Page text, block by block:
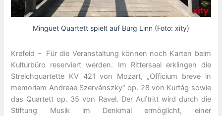
Minguet Quartett spielt auf Burg Linn (Foto: xity)
Krefeld – Für die Veranstaltung können noch Karten beim
Kulturbüro reserviert werden. Im Rittersaal erklingen die
Streichquartette KV 421 von Mozart, „Officium breve in
memoriam Andreae Szervánszky“ op. 28 von Kurtág sowie
das Quartett op. 35 von Ravel. Der Auftritt wird durch die
Stiftung Musik im Denkmal ermöglicht, einer